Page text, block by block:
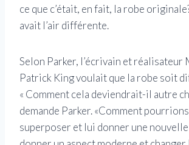
ce que c’était, en fait, la robe
avait l’air différente.
Selon Parker, l’écrivain et réalisateur
Patrick King voulait que la robe soit
« Comment cela deviendrait-il autre
demande Parker. «Comment
superposer et lui donner une